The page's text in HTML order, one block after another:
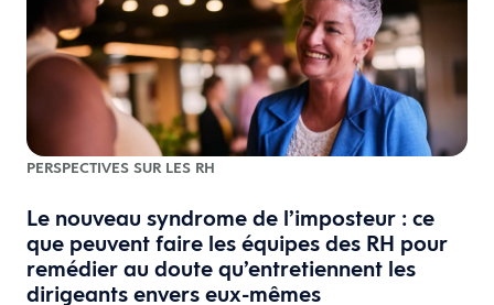
PERSPECTIVES SUR LES RH
Le nouveau syndrome de l’imposteur : ce
que peuvent faire les équipes des RH pour
remédier au doute qu’entretiennent les
dirigeants envers eux-mêmes